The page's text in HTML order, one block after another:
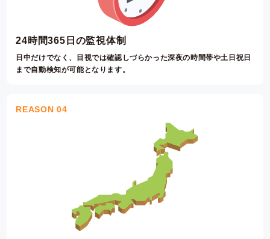
24時間365日の監視体制
日中だけでなく、目視では確認しづらかった深夜の時間帯や土日祝日
まで自動検知が可能となります。
REASON 04